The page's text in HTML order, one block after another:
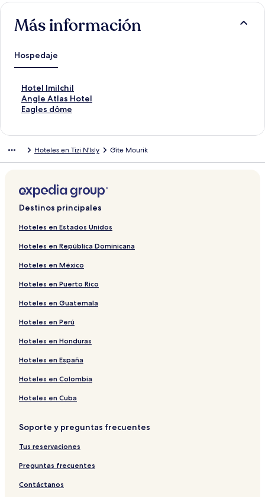
Más información
Hospedaje
Hotel Imilchil
E
n
l
a
a
b
i
l
p
g
i
a
e
o
t
e
l
i
c
i
l
Angle Atlas Hotel
E
n
p
a
a
r
r
a
á
g
n
d
A
n
g
l
t
a
H
o
Eagles dôme
E
e
r
a
b
i
l
p
á
i
a
e
E
a
g
s
ô
e
Hoteles en Tizi N'Isly Gîte Mourik
Destinos principales
Hoteles en Estados Unidos
Hoteles en República Dominicana
Hoteles en México
Hoteles en Puerto Rico
Hoteles en Guatemala
Hoteles en Perú
Hoteles en Honduras
Hoteles en España
Hoteles en Colombia
Hoteles en Cuba
Soporte y preguntas frecuentes
Tus reservaciones
Preguntas frecuentes
Contáctanos